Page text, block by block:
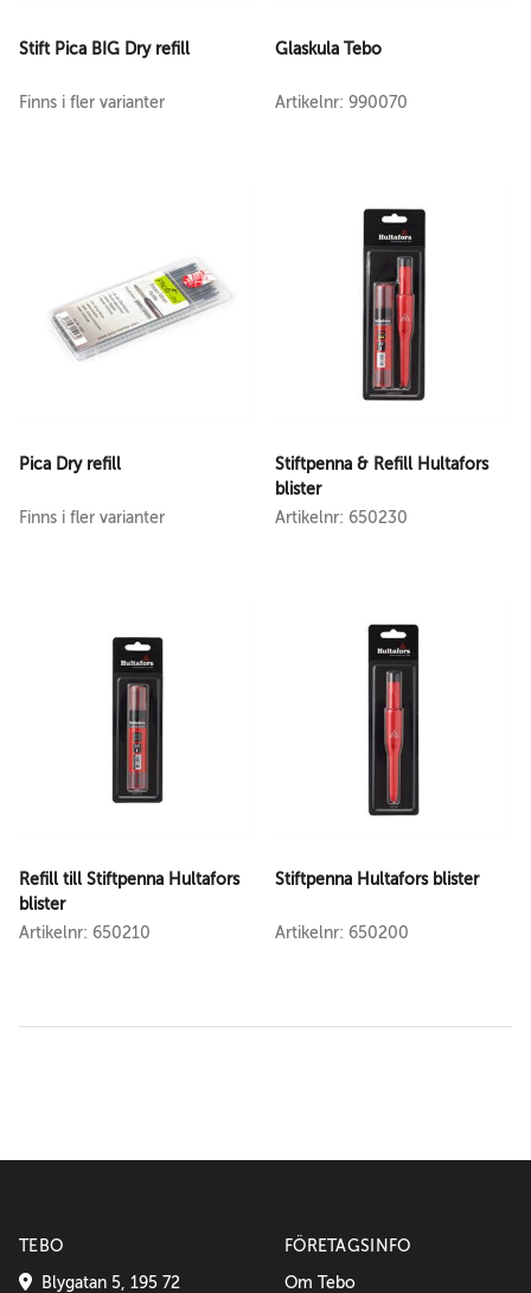
Stift Pica BIG Dry refill
Finns i fler varianter
Glaskula Tebo
Artikelnr: 990070
Pica Dry refill
Finns i fler varianter
Stiftpenna & Refill Hultafors
blister
Artikelnr: 650230
Refill till Stiftpenna Hultafors
blister
Artikelnr: 650210
Stiftpenna Hultafors blister
Artikelnr: 650200
TEBO
Blygatan 5, 195 72
FÖRETAGSINFO
Om Tebo